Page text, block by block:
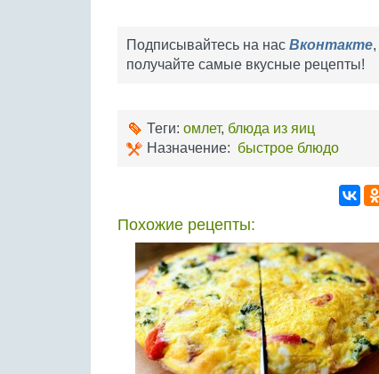
Подписывайтесь на нас Вконтакте,
получайте самые вкусные рецепты!
Теги: омлет, блюда из яиц
Назначение: быстрое блюдо
Похожие рецепты: